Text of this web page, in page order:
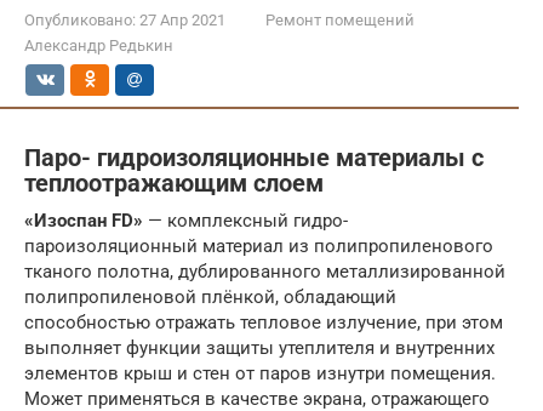
Опубликовано: 27 Апр 2021
Ремонт помещений
Александр Редькин
Паро- гидроизоляционные материалы с
теплоотражающим слоем
«Изоспан FD» — комплексный гидро-
пароизоляционный материал из полипропиленового
тканого полотна, дублированного металлизированной
полипропиленовой плёнкой, обладающий
способностью отражать тепловое излучение, при этом
выполняет функции защиты утеплителя и внутренних
элементов крыш и стен от паров изнутри помещения.
Может применяться в качестве экрана, отражающего